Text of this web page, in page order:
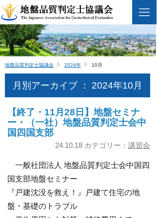
地盤品質判定士協議会 2024年 10月
月別アーカイブ ： 2024年10月
【終了・11月28日】地盤セミナ
ー・（一社）地盤品質判定士会中
国四国支部
24.10.18 カテゴリー： 講習会
一般社団法人 地盤品質判定士会中国四
国支部地盤セミナー
『戸建沈没を救え！』戸建て住宅の地
盤・基礎のトラブル